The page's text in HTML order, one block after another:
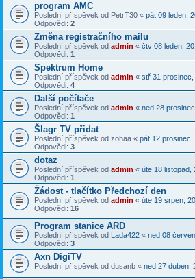
program AMC
Poslední příspěvek od PetrT30 « pát 09 leden,
Odpovědi: 2
Změna registračního mailu
Poslední příspěvek od admin « čtv 08 leden,
Odpovědi: 1
Spektrum Home
Poslední příspěvek od admin « stř 31 prosinec,
Odpovědi: 4
Další počítače
Poslední příspěvek od admin « ned 28
Odpovědi: 1
Šlagr TV přidat
Poslední příspěvek od zohaa « pát 12 prosinec,
Odpovědi: 3
dotaz
Poslední příspěvek od admin « úte 18 listopad,
Odpovědi: 1
Žádost - tlačítko Předchozí den
Poslední příspěvek od admin « úte 19 srpen,
Odpovědi: 16
Program stanice ARD
Poslední příspěvek od Lada422 « ned 08
Odpovědi: 3
Axn DigiTV
Poslední příspěvek od dusanb « ned 27 duben,